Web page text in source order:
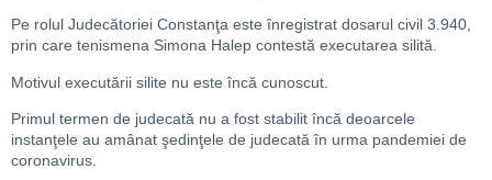
Pe rolul Judecătoriei Constanţa este înregistrat dosarul civil 3.940,
prin care tenismena Simona Halep contestă executarea silită.
Motivul executării silite nu este încă cunoscut.
Primul termen de judecată nu a fost stabilit încă deoarcele
instanţele au amânat şedinţele de judecată în urma pandemiei de
coronavirus.